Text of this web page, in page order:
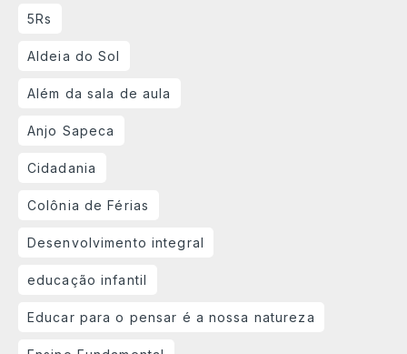
5Rs
Aldeia do Sol
Além da sala de aula
Anjo Sapeca
Cidadania
Colônia de Férias
Desenvolvimento integral
educação infantil
Educar para o pensar é a nossa natureza